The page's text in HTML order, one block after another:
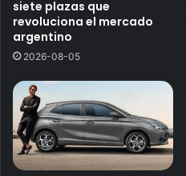
siete plazas que
revoluciona el mercado
argentino
2026-08-05